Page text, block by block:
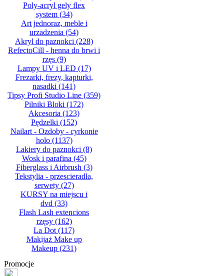
Poly-acryl gely flex
system(34)
Art jednoraz, meble i
urzadzenia (54)
Akryl do paznokci (228)
RefectoCill - henna do brwi i
rzęs(9)
Lampy UV i LED (17)
Frezarki, frezy, kapturki,
nasadki (141)
Tipsy Profi Studio Line (359)
Pilniki Bloki (172)
Akcesoria (123)
Pędzelki (152)
Nailart - Ozdoby - cyrkonie
holo(1137)
Lakiery do paznokci (8)
Wosk i parafina (45)
Fiberglass i Airbrush (3)
Tekstylia - przescieradła,
serwety(27)
KURSY na miejscu i
dvd (33)
Flash Lash extencions
rzęsy(162)
La Dot (117)
Makijaż Make up
Makeup (231)
Promocje